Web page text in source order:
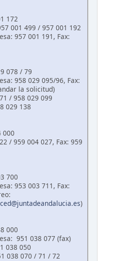
172
001 499 / 957 001 192
957 001 191, Fax:
078 / 79
958 029 095/96, Fax:
la solicitud)
/ 958 029 099
029 138
000
/ 959 004 027, Fax: 959
700
953 003 711, Fax:
)
000
951 038 077 (fax)
038 050
038 070 / 71 / 72